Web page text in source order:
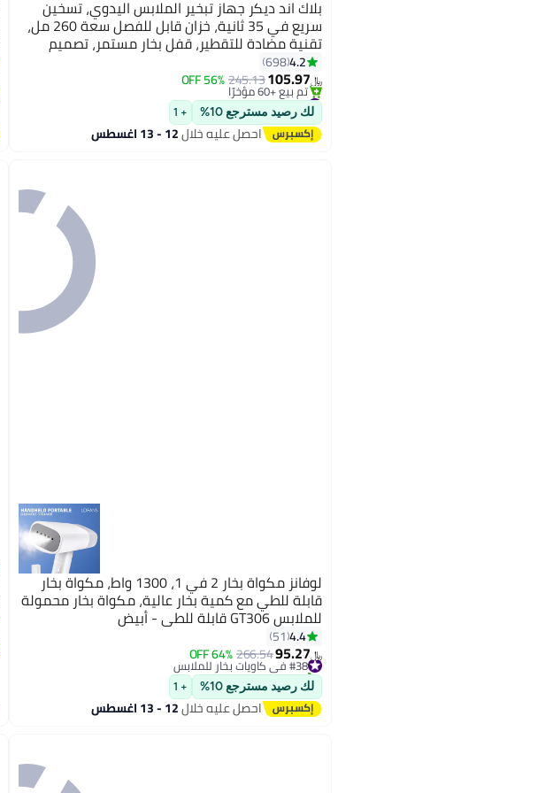
بلاك اند ديكر جهاز تبخير الملابس اليدوي، تسخين
سريع في 35 ثانية، خزان قابل للفصل سعة 260 مل،
تقنية مضادة للتقطير، قفل بخار مستمر، تصميم
مدمج، ملحقات متعددة الاستخدامات، 0.26 L 1200
W HST1200 / HST1200-B5 أبيض والأزرق
4.2
698
﷼‏105.97
245.13
56% OFF
#16 في كاويات بخار للملابس
بتخلّص بسرعة
تم بيع +60 مؤخرًا
#16 في كاويات بخار للملابس
لك رصيد مسترجع 10% + 1
احصل عليه خلال12 - 13 اغسطس
لوفانز مكواة بخار 2 في 1، 1300 واط، مكواة بخار
قابلة للطي مع كمية بخار عالية، مكواة بخار محمولة
للملابس GT306 قابلة للطي - أبيض
4.4
51
﷼‏95.27
266.54
64% OFF #38 في كاويات بخار للملابس
تم بيع +50 مؤخرًا
#38 في كاويات بخار للملابس
لك رصيد مسترجع 10% + 1
احصل عليه خلال12 - 13 اغسطس